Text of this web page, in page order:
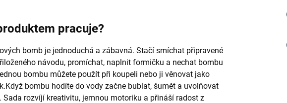
pracuje?
bomb je jednoduchá a zábavná. Stačí smíchat připravené
návodu, promíchat, naplnit formičku a nechat bombu
bombu můžete použít při koupeli nebo ji věnovat jako
bombu hodíte do vody začne bublat, šumět a uvolňovat
Sada rozvíjí kreativitu, jemnou motoriku a přináší radost z